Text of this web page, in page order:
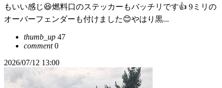
もいい感じ😆燃料口のステッカーもバッチリです👍 9ミリの
オーバーフェンダーも付けました😊やはり黒...
thumb_up 47
comment0
2026/07/12 13:00